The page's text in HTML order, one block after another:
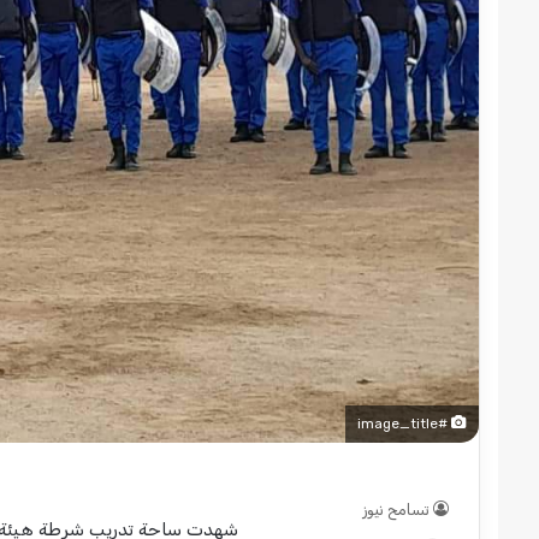
#image_title
شهدت ساحة تدريب شرطة هيئة
تسامح نيوز
قوات
الدعم
السريع
قطاع
ولاية
شرق
دارفور
تؤمن
موسم
الحصاد
2022-12-08
قوات الدعم السريع
دارفور تؤمن موسم